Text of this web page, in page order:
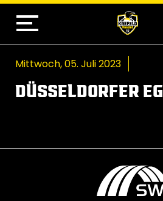
Mittwoch, 05. Juli 2023
DÜSSELDORFER EG